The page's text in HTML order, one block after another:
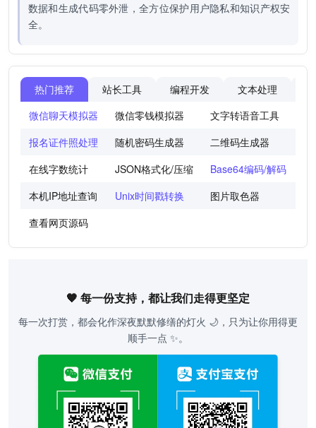
数据和生成代码零外泄，全方位保护用户隐私和知识产权安
全。
热门推荐 站长工具 编程开发 文本处理
微信聊天模拟器
微信零钱模拟器 文字转语音工具
报名证件照处理
随机密码生成器 二维码生成器
在线字数统计
JSON格式化/压缩 Base64编码/解码
本机IP地址查询
Unix时间戳转换 图片取色器
查看网页源码
🧡 每一份支持，都让我们走得更坚定
每一次打赏，都会化作深夜默默修缮的灯火 🌙，只为让你用得更
顺手一点 ✨。